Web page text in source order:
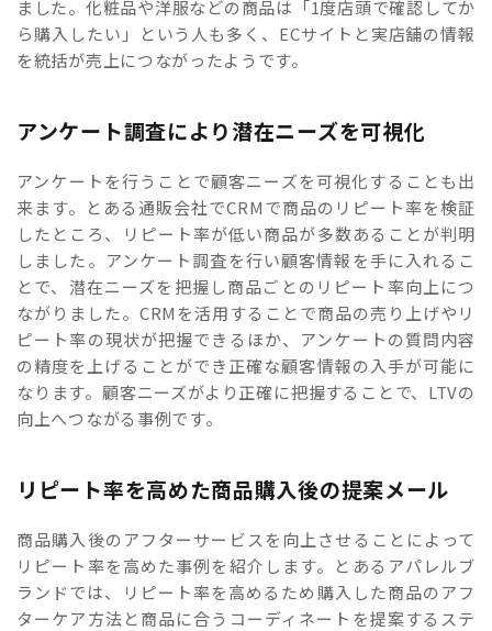
ました。化粧品や洋服などの商品は「1度店頭で確認してか
ら購入したい」という人も多く、ECサイトと実店舗の情報
を統括が売上につながったようです。
アンケート調査により潜在ニーズを可視化
アンケートを行うことで顧客ニーズを可視化することも出
来ます。とある通販会社でCRMで商品のリピート率を検証
したところ、リピート率が低い商品が多数あることが判明
しました。アンケート調査を行い顧客情報を手に入れるこ
とで、潜在ニーズを把握し商品ごとのリピート率向上につ
ながりました。CRMを活用することで商品の売り上げやリ
ピート率の現状が把握できるほか、アンケートの質問内容
の精度を上げることができ正確な顧客情報の入手が可能に
なります。顧客ニーズがより正確に把握することで、LTVの
向上へつながる事例です。
リピート率を高めた商品購入後の提案メール
商品購入後のアフターサービスを向上させることによって
リピート率を高めた事例を紹介します。とあるアパレルブ
ランドでは、リピート率を高めるため購入した商品のアフ
ターケア方法と商品に合うコーディネートを提案するステ